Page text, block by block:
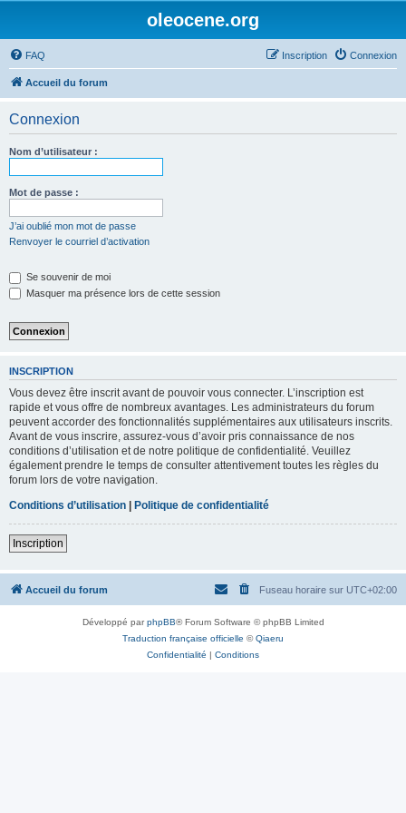
oleocene.org
FAQ Connexion
Inscription
Accueil du forum
Connexion
Nom d’utilisateur :
Mot de passe :
J’ai oublié mon mot de passe
Renvoyer le courriel d’activation
Se souvenir de moi
Masquer ma présence lors de cette session
INSCRIPTION
Vous devez être inscrit avant de pouvoir vous connecter. L’inscription est
rapide et vous offre de nombreux avantages. Les administrateurs du forum
peuvent accorder des fonctionnalités supplémentaires aux utilisateurs inscrits.
Avant de vous inscrire, assurez-vous d’avoir pris connaissance de nos
conditions d’utilisation et de notre politique de confidentialité. Veuillez
également prendre le temps de consulter attentivement toutes les règles du
forum lors de votre navigation.
Conditions d’utilisation | Politique de confidentialité
Inscription
Accueil du forum Fuseau horaire sur UTC+02:00
Développé parphpBB® Forum Software © phpBB Limited
Traduction française officielle ©Qiaeru
Confidentialité | Conditions